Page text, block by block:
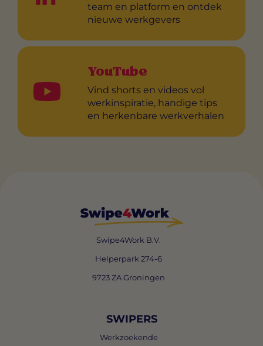
team en platform en ontdek
nieuwe werkgevers
YouTube
Vind shorts en videos vol
werkinspiratie, handige tips
en herkenbare werkverhalen
Swipe4Work B.V.
Helperpark 274-6
9723 ZA Groningen
SWIPERS
Werkzoekende